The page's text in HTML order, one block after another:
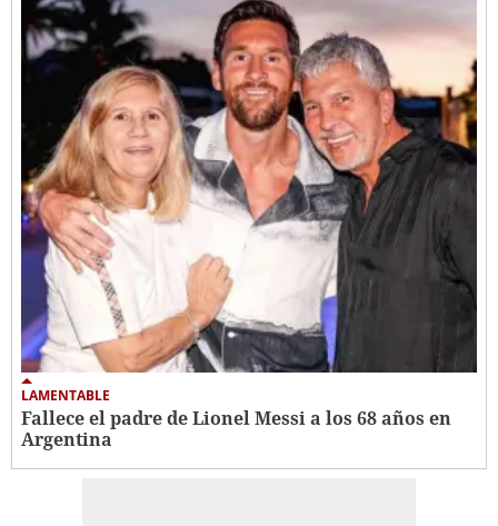
LAMENTABLE
Fallece el padre de Lionel Messi a los 68 años en
Argentina